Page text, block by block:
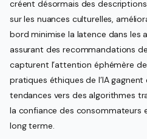
créent désormais des
sur les nuances culturelles,
bord minimise la latence dans les
assurant des recommandations
capturent l’attention éphémère
pratiques éthiques de l’IA
tendances vers des algorithmes
la confiance des consommateurs
long terme.